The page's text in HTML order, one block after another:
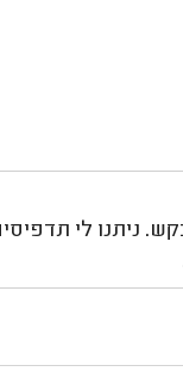
ניתנו לי